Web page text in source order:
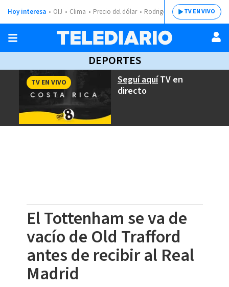
Hoy interesa OIJ Clima Precio del dólar Rodrigo ChavesTV EN VIVO
DEPORTES
Seguí aquíTV en
directo
TV EN VIVO
El Tottenham se va de
vacío de Old Trafford
antes de recibir al Real
Madrid